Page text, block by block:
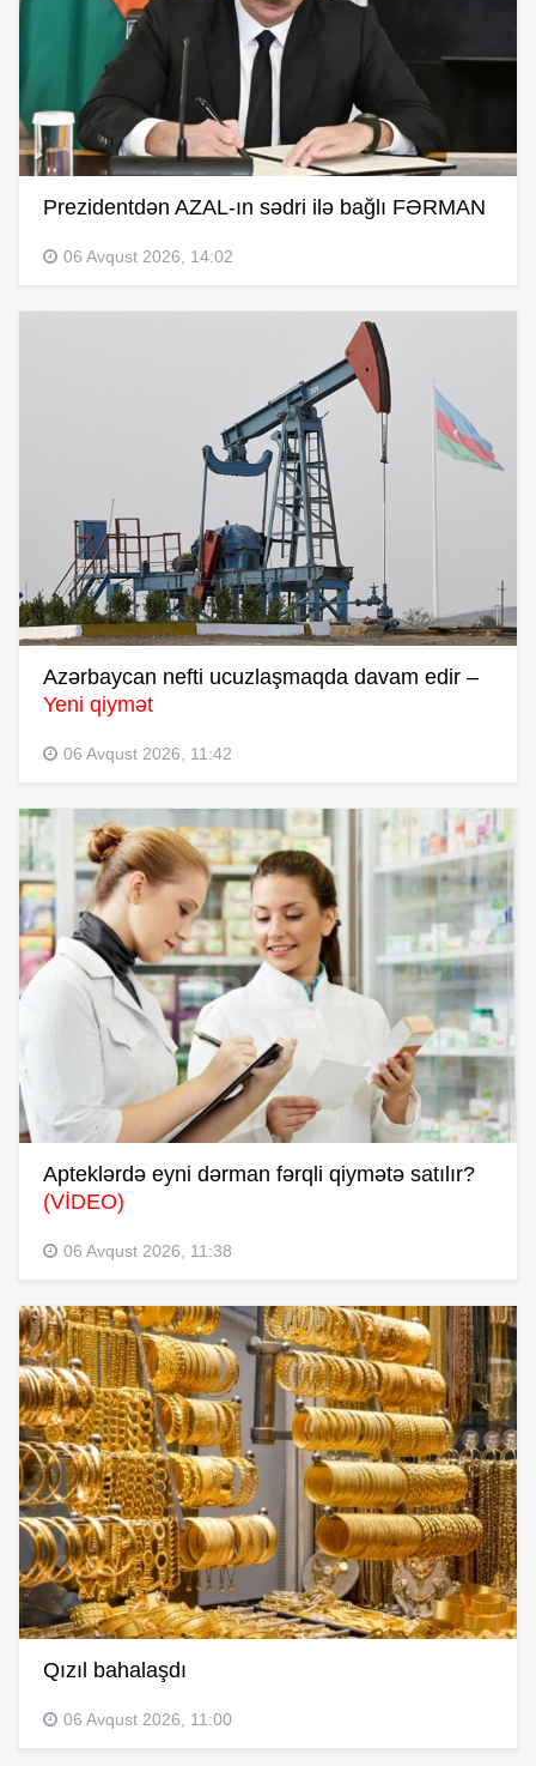
Prezidentdən AZAL-ın sədri ilə bağlı FƏRMAN
06 Avqust 2026, 14:02
Azərbaycan nefti ucuzlaşmaqda davam edir –
Yeni qiymət
06 Avqust 2026, 11:42
Apteklərdə eyni dərman fərqli qiymətə satılır?
(VİDEO)
06 Avqust 2026, 11:38
Qızıl bahalaşdı
06 Avqust 2026, 11:00